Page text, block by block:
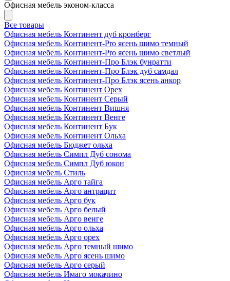
Офисная мебель эконом-класса
Все товары
Офисная мебель Континент дуб кронберг
Офисная мебель Континент-Pro ясень шимо темный
Офисная мебель Континент-Pro ясень шимо светлый
Офисная мебель Континент-Про Блэк бунратти
Офисная мебель Континент-Про Блэк дуб самдал
Офисная мебель Континент-Про Блэк ясень анкор
Офисная мебель Континент Орех
Офисная мебель Континент Серый
Офисная мебель Континент Вишня
Офисная мебель Континент Венге
Офисная мебель Континент Бук
Офисная мебель Континент Ольха
Офисная мебель Бюджет ольха
Офисная мебель Симпл Дуб сонома
Офисная мебель Симпл Дуб юкон
Офисная мебель Стиль
Офисная мебель Арго тайга
Офисная мебель Арго антрацит
Офисная мебель Арго бук
Офисная мебель Арго белый
Офисная мебель Арго венге
Офисная мебель Арго ольха
Офисная мебель Арго орех
Офисная мебель Арго темный шимо
Офисная мебель Арго ясень шимо
Офисная мебель Арго серый
Офисная мебель Имаго мокачино